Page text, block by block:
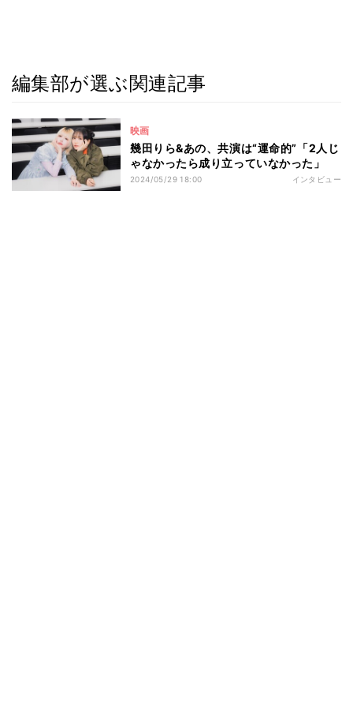
編集部が選ぶ関連記事
映画
幾田りら&あの、共演は“運命的”「2人じ
ゃなかったら成り立っていなかった」
2024/05/29 18:00 インタビュー